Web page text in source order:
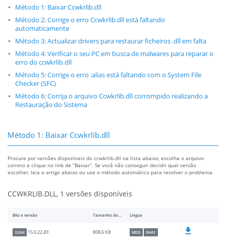
Método 1: Baixar Ccwkrlib.dll
Método 2: Corrige o erro Ccwkrlib.dll está faltando
automaticamente
Método 3: Actualizar drivers para restaurar ficheiros .dll em falta
Método 4: Verificar o seu PC em busca de malwares para reparar o
erro do ccwkrlib.dll
Método 5: Corrige o erro :alias está faltando com o System File
Checker (SFC)
Método 6: Corrija o arquivo Ccwkrlib.dll corrompido realizando a
Restauração do Sistema
Método 1: Baixar Ccwkrlib.dll
Procure por versões disponíveis do ccwkrlib.dll na lista abaixo, escolha o arquivo
correto e clique no link de “Baixar”. Se você não conseguir decidir qual versão
escolher, leia o artigo abaixo ou use o método automático para resolver o problema.
CCWKRLIB.DLL, 1 versões disponíveis
Bits e versão Tamanho do arquivo Língua
32bit 15.0.22.49 808.6 KB MD5 SHA1